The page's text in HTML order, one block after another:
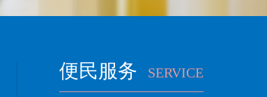
便民服务 SERVICE